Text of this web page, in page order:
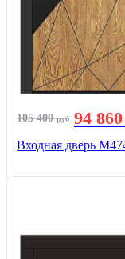
105 400руб 94 860
Входная дверь